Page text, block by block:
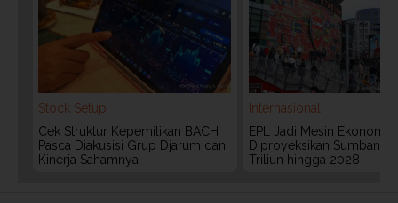
Stock Setup
Cek Struktur Kepemilikan BACH
Pasca Diakusisi Grup Djarum dan
Kinerja Sahamnya
Internasional
EPL Jadi Mesin Ekonomi
Diproyeksikan Sumbang
Triliun hingga 2028